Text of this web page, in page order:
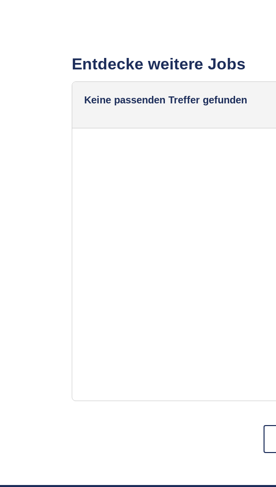
Entdecke weitere Jobs
Keine passenden Treffer gefunden